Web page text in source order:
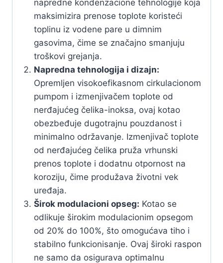
napredne kondenzacione tehnologije koja
maksimizira prenose toplote koristeći
toplinu iz vodene pare u dimnim
gasovima, čime se značajno smanjuju
troškovi grejanja.
Napredna tehnologija i dizajn:
Opremljen visokoefikasnom cirkulacionom
pumpom i izmenjivačem toplote od
nerđajućeg čelika-inoksa, ovaj kotao
obezbeđuje dugotrajnu pouzdanost i
minimalno održavanje. Izmenjivač toplote
od nerđajućeg čelika pruža vrhunski
prenos toplote i dodatnu otpornost na
koroziju, čime produžava životni vek
uređaja.
Širok modulacioni opseg: Kotao se
odlikuje širokim modulacionim opsegom
od 20% do 100%, što omogućava tiho i
stabilno funkcionisanje. Ovaj široki raspon
ne samo da osigurava optimalnu